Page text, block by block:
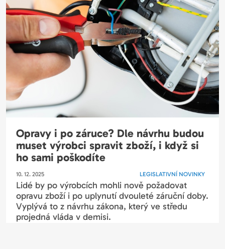
Opravy i po záruce? Dle návrhu budou
muset výrobci spravit zboží, i když si
ho sami poškodíte
10. 12. 2025 LEGISLATIVNÍ NOVINKY
Lidé by po výrobcích mohli nově požadovat
opravu zboží i po uplynutí dvouleté záruční doby.
Vyplývá to z návrhu zákona, který ve středu
projedná vláda v demisi.